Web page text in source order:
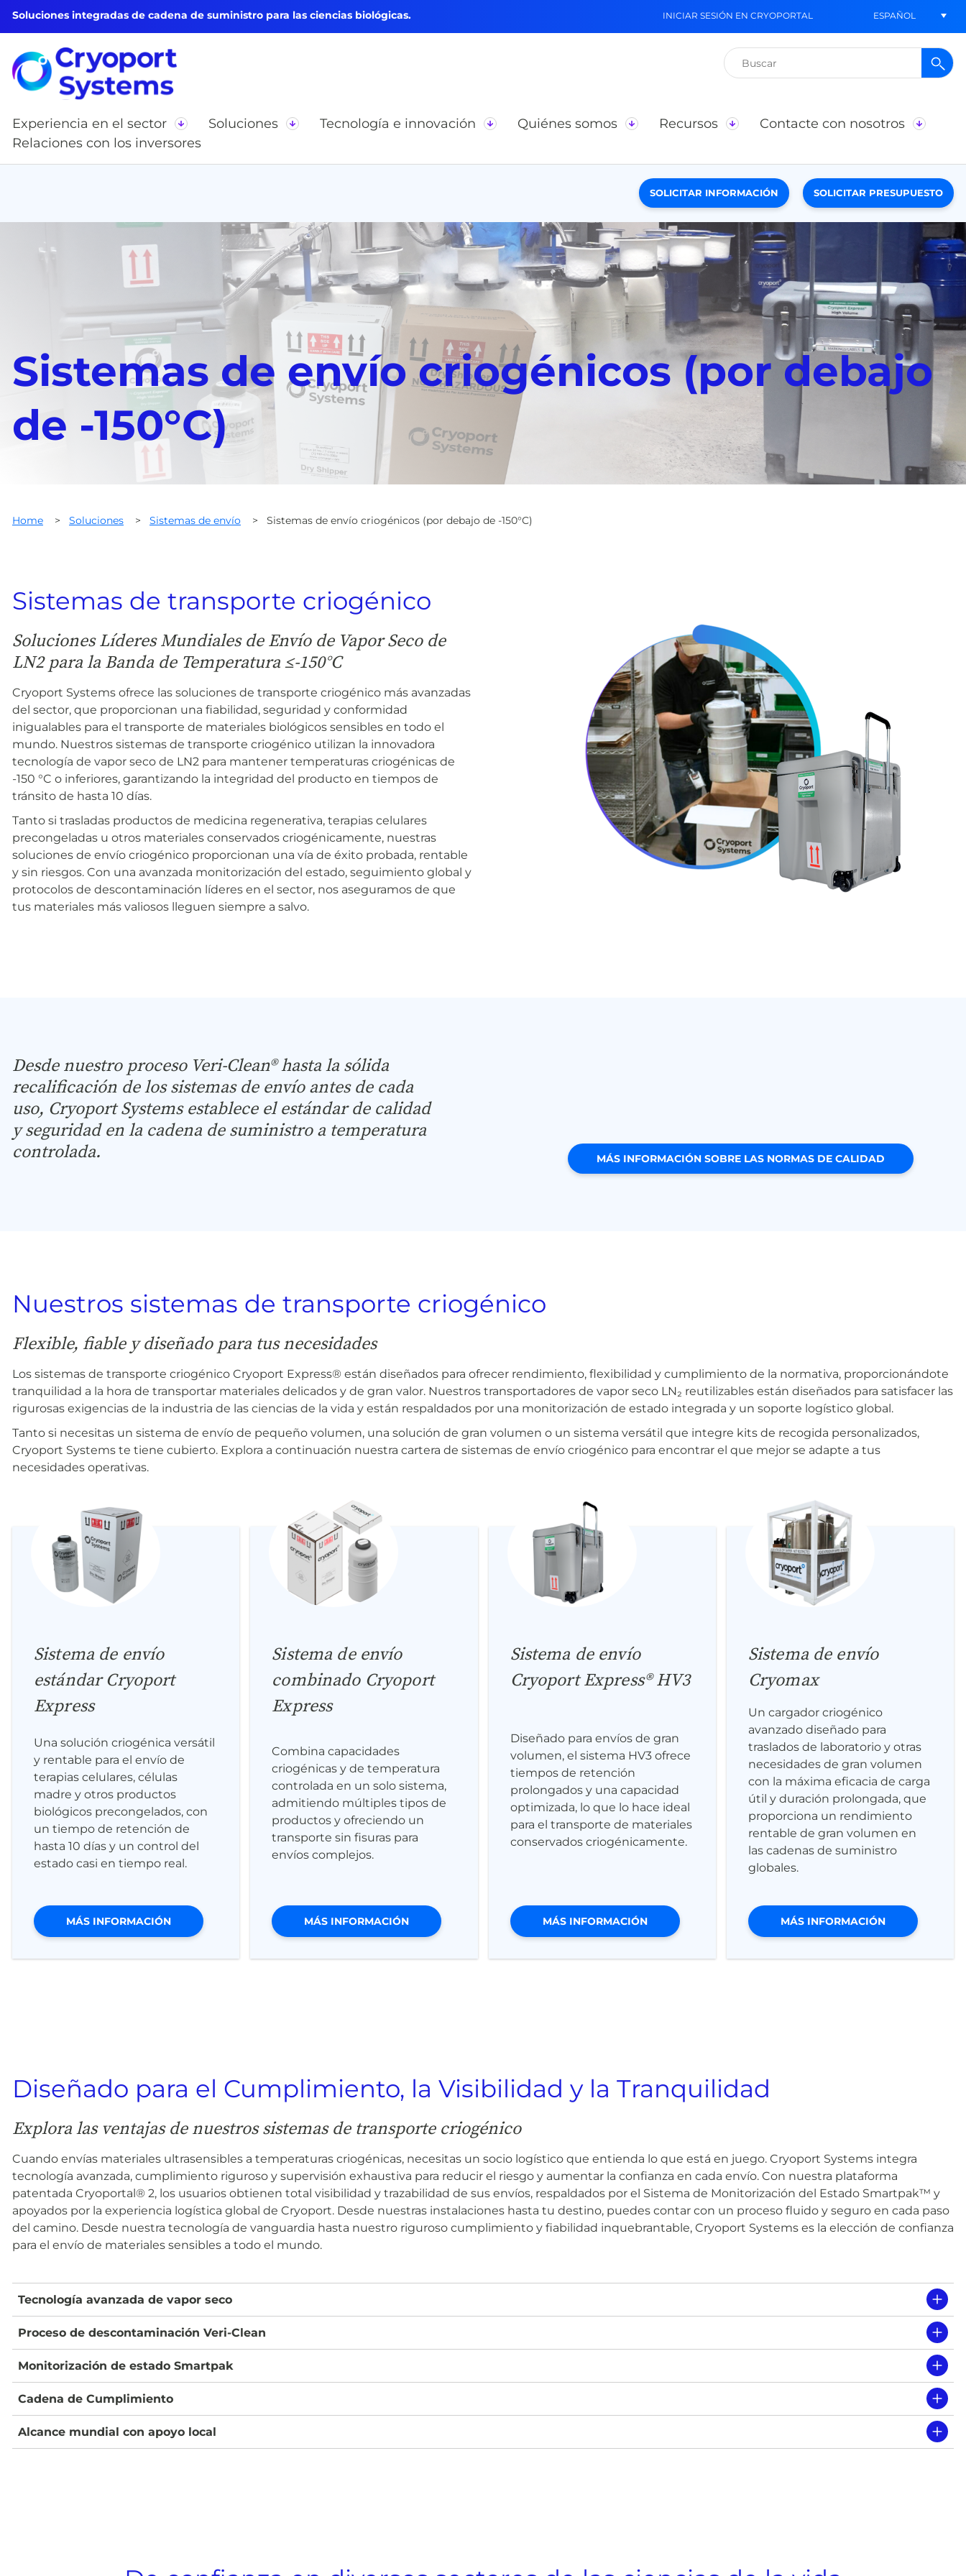
Soluciones integradas de cadena de suministro para las ciencias biológicas. INICIAR SESIÓN EN CRYOPORTAL ESPAÑOL
Buscar:
Experiencia en el sector Soluciones Tecnología e innovación Quiénes somos Recursos
Contacte con nosotros
Relaciones con los inversores
SOLICITAR INFORMACIÓN SOLICITAR PRESUPUESTO
Sistemas de envío criogénicos (por debajo
de -150°C)
Home > Soluciones > Sistemas de envío > Sistemas de envío criogénicos (por debajo de -150°C)
Sistemas de transporte criogénico
Soluciones Líderes Mundiales de Envío de Vapor Seco de
LN2 para la Banda de Temperatura ≤-150°C
Cryoport Systems ofrece las soluciones de transporte criogénico más avanzadas
del sector, que proporcionan una fiabilidad, seguridad y conformidad
inigualables para el transporte de materiales biológicos sensibles en todo el
mundo. Nuestros sistemas de transporte criogénico utilizan la innovadora
tecnología de vapor seco de LN2 para mantener temperaturas criogénicas de
-150 °C o inferiores, garantizando la integridad del producto en tiempos de
tránsito de hasta 10 días.
Tanto si trasladas productos de medicina regenerativa, terapias celulares
precongeladas u otros materiales conservados criogénicamente, nuestras
soluciones de envío criogénico proporcionan una vía de éxito probada, rentable
y sin riesgos. Con una avanzada monitorización del estado, seguimiento global y
protocolos de descontaminación líderes en el sector, nos aseguramos de que
tus materiales más valiosos lleguen siempre a salvo.
Desde nuestro proceso Veri-Clean® hasta la sólida
recalificación de los sistemas de envío antes de cada
uso, Cryoport Systems establece el estándar de calidad
y seguridad en la cadena de suministro a temperatura
controlada.
MÁS INFORMACIÓN SOBRE LAS NORMAS DE CALIDAD
Nuestros sistemas de transporte criogénico
Flexible, fiable y diseñado para tus necesidades
Los sistemas de transporte criogénico Cryoport Express® están diseñados para ofrecer rendimiento, flexibilidad y cumplimiento de la normativa, proporcionándote
tranquilidad a la hora de transportar materiales delicados y de gran valor. Nuestros transportadores de vapor seco LN₂ reutilizables están diseñados para satisfacer las
rigurosas exigencias de la industria de las ciencias de la vida y están respaldados por una monitorización de estado integrada y un soporte logístico global.
Tanto si necesitas un sistema de envío de pequeño volumen, una solución de gran volumen o un sistema versátil que integre kits de recogida personalizados,
Cryoport Systems te tiene cubierto. Explora a continuación nuestra cartera de sistemas de envío criogénico para encontrar el que mejor se adapte a tus
necesidades operativas.
Sistema de envío
estándar Cryoport
Express
Una solución criogénica versátil
y rentable para el envío de
terapias celulares, células
madre y otros productos
biológicos precongelados, con
un tiempo de retención de
hasta 10 días y un control del
estado casi en tiempo real.
MÁS INFORMACIÓN
Sistema de envío
combinado Cryoport
Express
Combina capacidades
criogénicas y de temperatura
controlada en un solo sistema,
admitiendo múltiples tipos de
productos y ofreciendo un
transporte sin fisuras para
envíos complejos.
MÁS INFORMACIÓN
Sistema de envío
Cryoport Express® HV3
Diseñado para envíos de gran
volumen, el sistema HV3 ofrece
tiempos de retención
prolongados y una capacidad
optimizada, lo que lo hace ideal
para el transporte de materiales
conservados criogénicamente.
MÁS INFORMACIÓN
Sistema de envío
Cryomax
Un cargador criogénico
avanzado diseñado para
traslados de laboratorio y otras
necesidades de gran volumen
con la máxima eficacia de carga
útil y duración prolongada, que
proporciona un rendimiento
rentable de gran volumen en
las cadenas de suministro
globales.
MÁS INFORMACIÓN
Diseñado para el Cumplimiento, la Visibilidad y la Tranquilidad
Explora las ventajas de nuestros sistemas de transporte criogénico
Cuando envías materiales ultrasensibles a temperaturas criogénicas, necesitas un socio logístico que entienda lo que está en juego. Cryoport Systems integra
tecnología avanzada, cumplimiento riguroso y supervisión exhaustiva para reducir el riesgo y aumentar la confianza en cada envío. Con nuestra plataforma
patentada Cryoportal® 2, los usuarios obtienen total visibilidad y trazabilidad de sus envíos, respaldados por el Sistema de Monitorización del Estado Smartpak™ y
apoyados por la experiencia logística global de Cryoport. Desde nuestras instalaciones hasta tu destino, puedes contar con un proceso fluido y seguro en cada paso
del camino. Desde nuestra tecnología de vanguardia hasta nuestro riguroso cumplimiento y fiabilidad inquebrantable, Cryoport Systems es la elección de confianza
para el envío de materiales sensibles a todo el mundo.
Tecnología avanzada de vapor seco
Proceso de descontaminación Veri-Clean
Monitorización de estado Smartpak
Cadena de Cumplimiento
Alcance mundial con apoyo local